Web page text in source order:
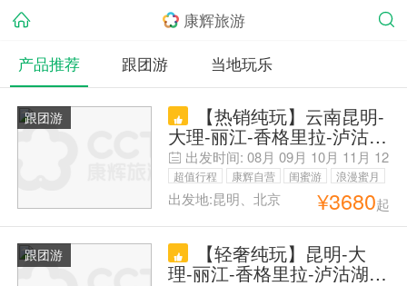
康辉旅游
产品推荐
跟团游 当地玩乐
跟团游 【热销纯玩】云南昆明-
大理-丽江-香格里拉-泸沽
湖-西双版纳纯玩12日游
出发时间: 08月 09月 10月 11月 12
月01月02月03月 04月05月
超值行程 康辉自营 闺蜜游 浪漫蜜月
出发地:昆明、北京 ¥3680起
跟团游 【轻奢纯玩】昆明-大
理-丽江-香格里拉-泸沽湖-